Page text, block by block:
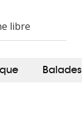
Balades